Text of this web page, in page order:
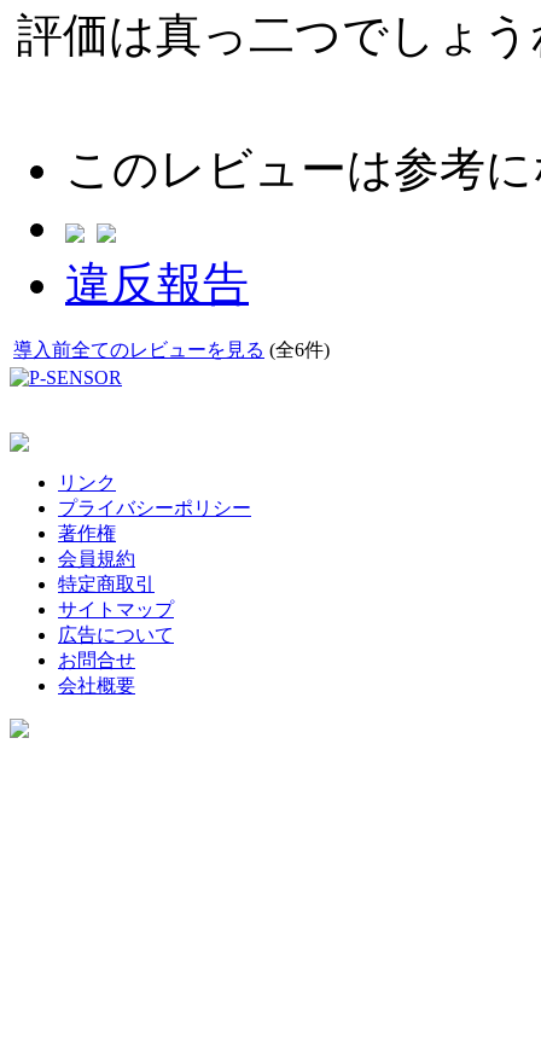
評価は真っ二つでしょう
このレビューは参考
違反報告
導入前全てのレビューを見る (全6件)
リンク
プライバシーポリシー
著作権
会員規約
特定商取引
サイトマップ
広告について
お問合せ
会社概要